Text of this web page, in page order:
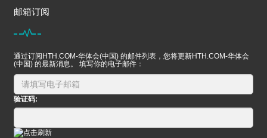
邮箱订阅
通过订阅HTH.COM-华体会(中国) 的邮件列表，您将更新HTH.COM-华体会
(中国) 的最新消息。 填写你的电子邮件：
验证码: